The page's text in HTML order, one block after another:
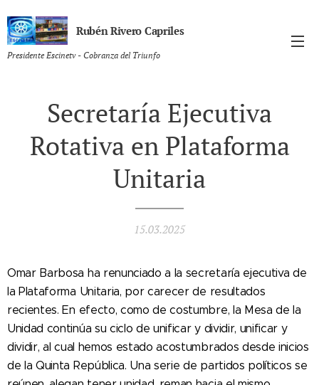
Rubén Rivero Capriles
Presidente Escinetv - Cobranza del Triunfo
Secretaría Ejecutiva
Rotativa en Plataforma
Unitaria
15.03.2025
Omar Barbosa ha renunciado a la secretaría ejecutiva de
la Plataforma Unitaria, por carecer de resultados
recientes. En efecto, como de costumbre, la Mesa de la
Unidad continúa su ciclo de unificar y dividir, unificar y
dividir, al cual hemos estado acostumbrados desde inicios
de la Quinta República. Una serie de partidos políticos se